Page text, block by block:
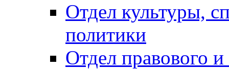
Отдел культуры,
политики
Отдел правового